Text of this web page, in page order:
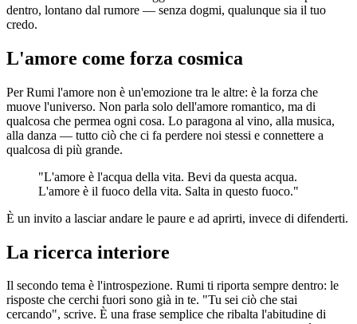
dentro, lontano dal rumore — senza dogmi, qualunque sia il tuo
credo.
L'amore come forza cosmica
Per Rumi l'amore non è un'emozione tra le altre: è la forza che
muove l'universo. Non parla solo dell'amore romantico, ma di
qualcosa che permea ogni cosa. Lo paragona al vino, alla musica,
alla danza — tutto ciò che ci fa perdere noi stessi e connettere a
qualcosa di più grande.
"L'amore è l'acqua della vita. Bevi da questa acqua.
L'amore è il fuoco della vita. Salta in questo fuoco."
È un invito a lasciar andare le paure e ad aprirti, invece di difenderti.
La ricerca interiore
Il secondo tema è l'introspezione. Rumi ti riporta sempre dentro: le
risposte che cerchi fuori sono già in te. "Tu sei ciò che stai
cercando", scrive. È una frase semplice che ribalta l'abitudine di